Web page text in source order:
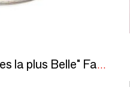
Kit à semer "Maman t'es la plus Belle" Fabriqué en France